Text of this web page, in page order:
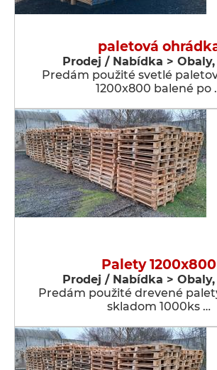
paletová
Prodej / Nabídka >
Predám použité svetlé
1200x800 balené po
Palety 1200x800
Prodej / Nabídka >
Predám použité drevené
skladom 1000ks …